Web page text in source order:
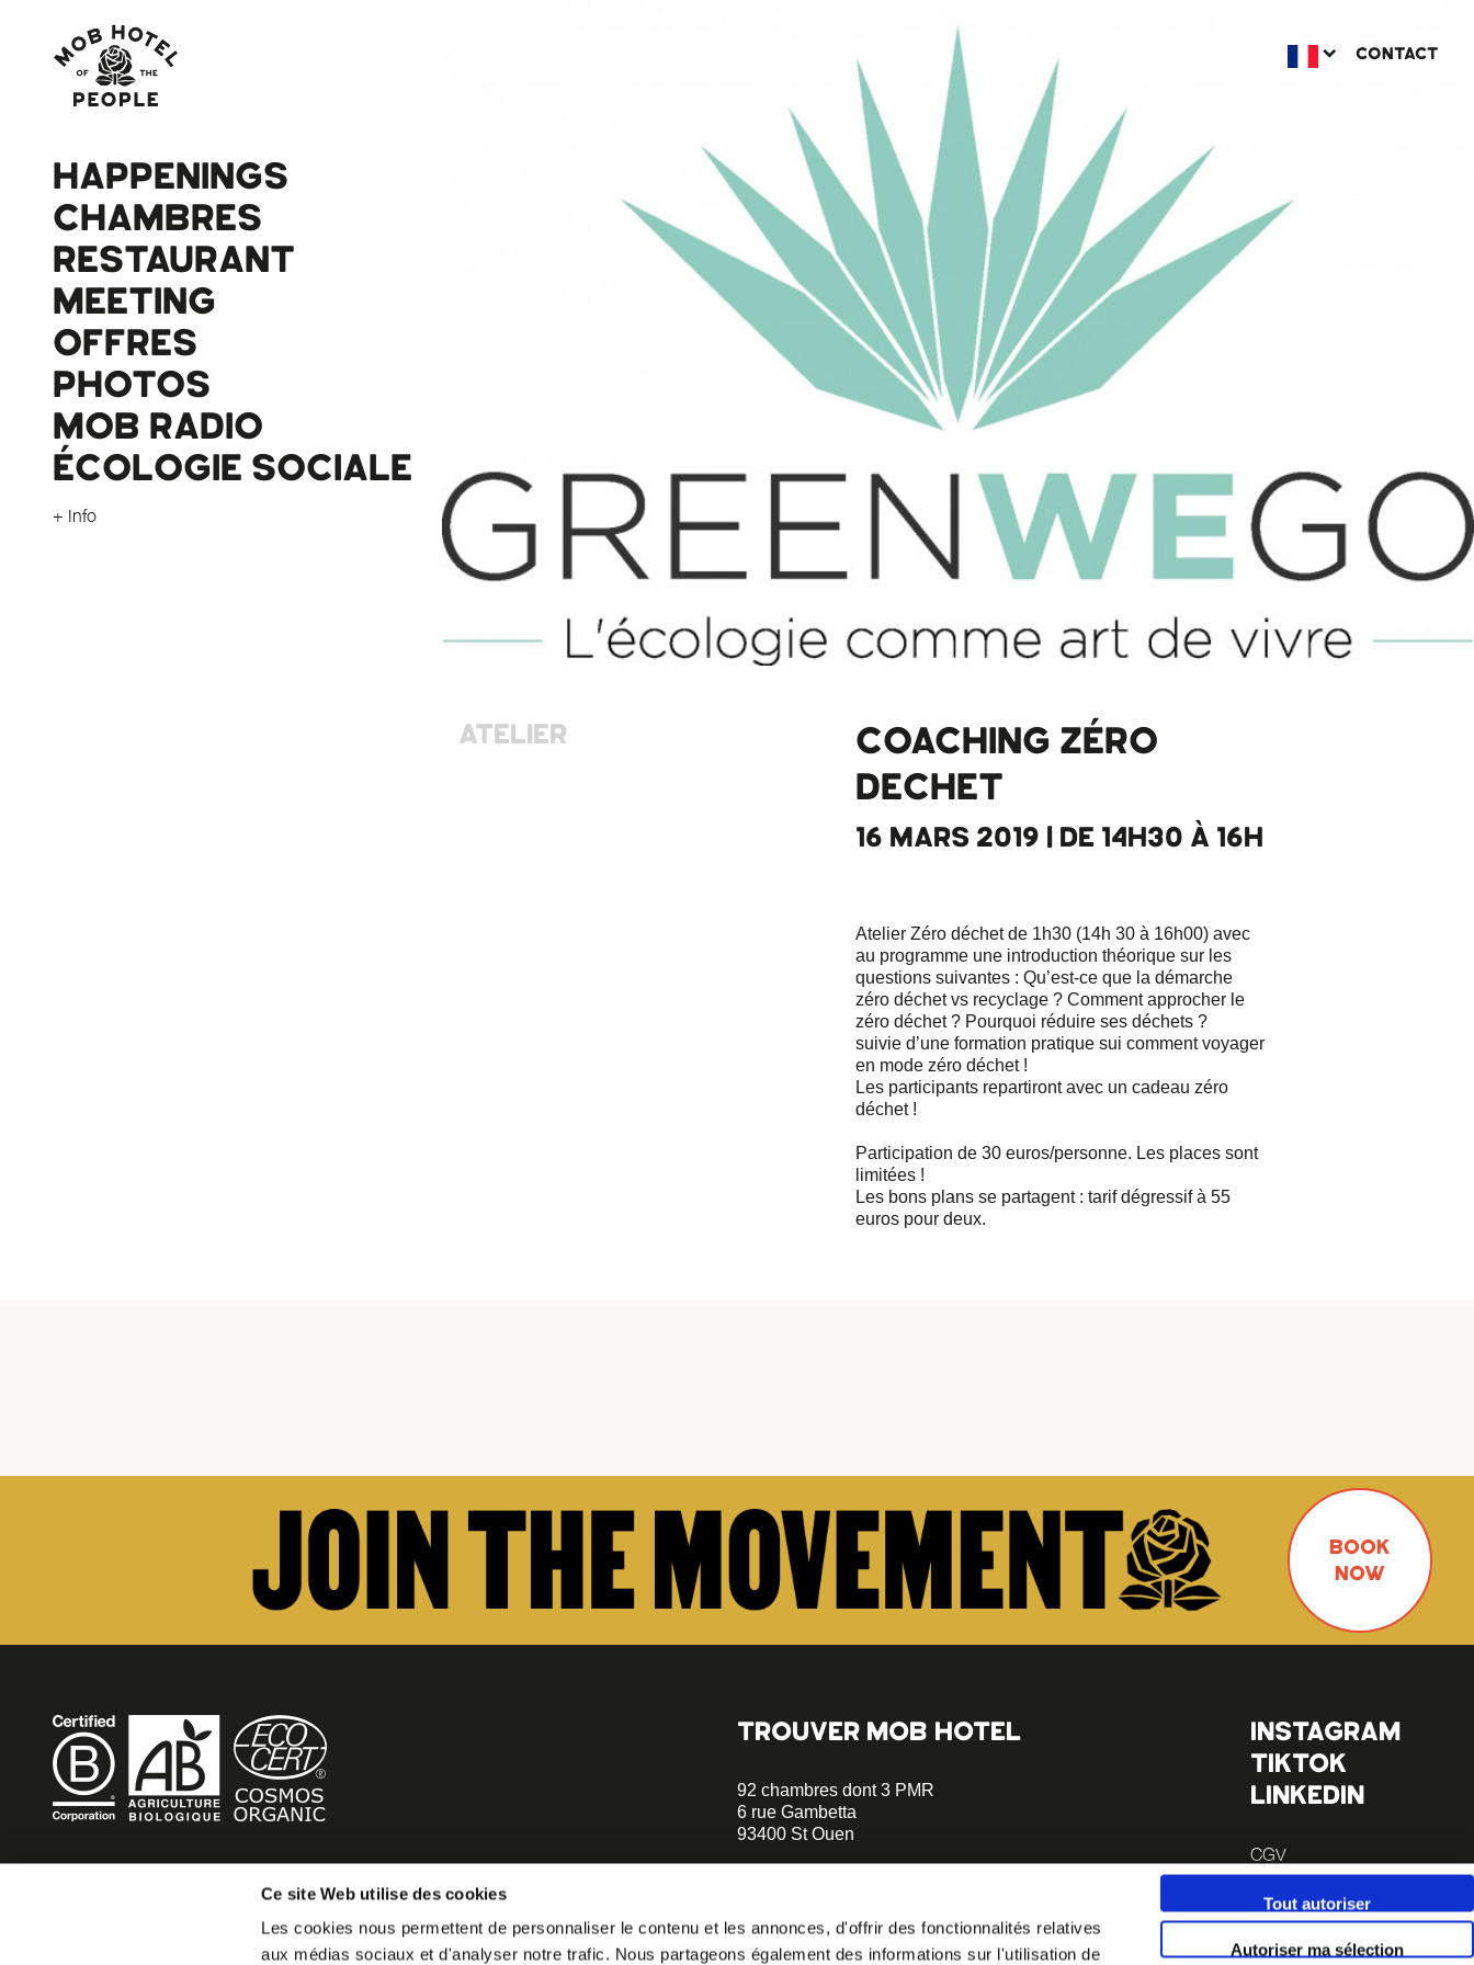
Ce site Web utilise des cookies
Les cookies nous permettent de personnaliser le contenu et les annonces, d'offrir des fonctionnalités relatives
aux médias sociaux et d'analyser notre trafic. Nous partageons également des informations sur l'utilisation de
Tout autoriser
Autoriser ma sélection
HAPPENINGS
CHAMBRES
RESTAURANT
MEETING
OFFRES
PHOTOS
MOB RADIO
ÉCOLOGIE SOCIALE
+ Info
CONTACT
COACHING ZÉRO
DECHET
16 MARS 2019 | DE 14H30 À 16H
ATELIER
Atelier Zéro déchet de 1h30 (14h 30 à 16h00) avec
au programme une introduction théorique sur les
questions suivantes : Qu’est-ce que la démarche
zéro déchet vs recyclage ? Comment approcher le
zéro déchet ? Pourquoi réduire ses déchets ?
suivie d’une formation pratique sui comment voyager
en mode zéro déchet !
Les participants repartiront avec un cadeau zéro
déchet !
Participation de 30 euros/personne. Les places sont
limitées !
Les bons plans se partagent : tarif dégressif à 55
euros pour deux.
BOOK
NOW
BECOME MOB
MOB HOTEL se développe en un véritable mouvement coopératif.
TROUVER MOB HOTEL
92 chambres dont 3 PMR
6 rue Gambetta
93400 St Ouen
Métro Garibaldi - Ligne 13 (à 5 minutes)
Métro Mairie de St Ouen - Ligne 14 (à 10
INSTAGRAM
TIKTOK
LINKEDIN
CGV
Mentions légales